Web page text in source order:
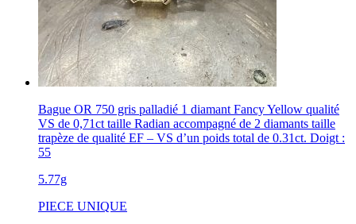
Bague OR 750 gris palladié 1 diamant Fancy Yellow qualité
VS de 0,71ct taille Radian accompagné de 2 diamants taille
trapèze de qualité EF – VS d’un poids total de 0.31ct. Doigt :
55
5.77g
PIECE UNIQUE